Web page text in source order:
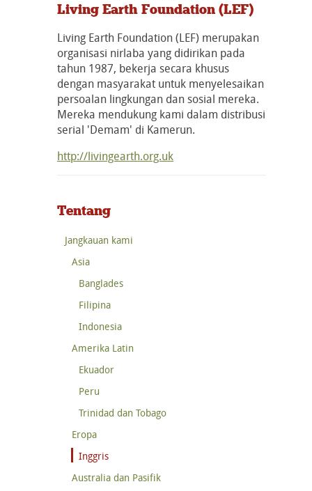
Living Earth Foundation (LEF)
Living Earth Foundation (LEF) merupakan
organisasi nirlaba yang didirikan pada
tahun 1987, bekerja secara khusus
dengan masyarakat untuk menyelesaikan
persoalan lingkungan dan sosial mereka.
Mereka mendukung kami dalam distribusi
serial 'Demam' di Kamerun.
http://livingearth.org.uk
Tentang
Jangkauan kami
Asia
Banglades
Filipina
Indonesia
Amerika Latin
Ekuador
Peru
Trinidad dan Tobago
Eropa
Inggris
Australia dan Pasifik